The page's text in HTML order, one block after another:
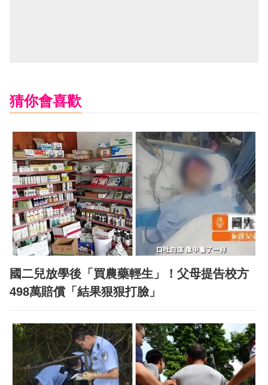
猜你會喜歡
國二兒放學後「買農藥輕生」！父母提告校方
498萬賠償「結果狠狠打臉」